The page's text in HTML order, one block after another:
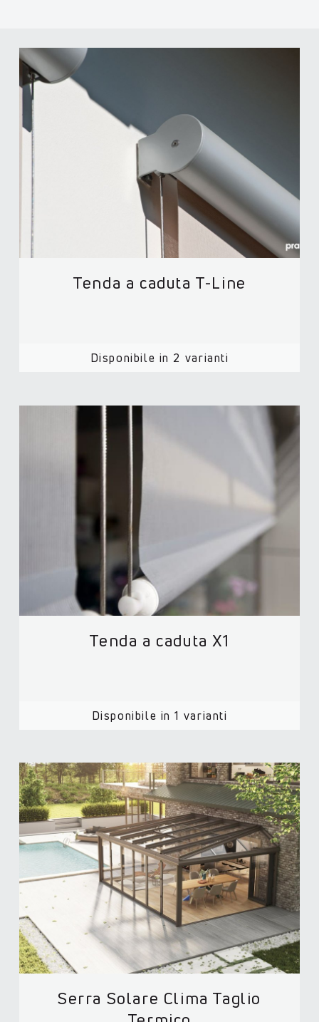
Tenda a caduta T-Line
Disponibile in 2 varianti
Tenda a caduta X1
Disponibile in 1 varianti
Serra Solare Clima Taglio